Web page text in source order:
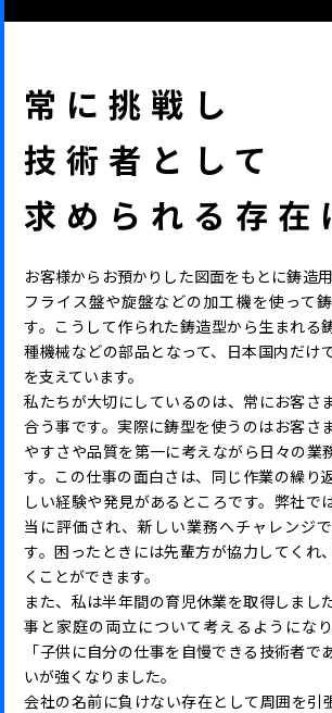
常に挑戦し
技術者として
求められる存在
お客様からお預かりした図面をもとに鋳造
フライス盤や旋盤などの加工機を使って
す。こうして作られた鋳造型から生まれる
種機械などの部品となって、日本国内だけ
を支えています。
私たちが大切にしているのは、常にお客さ
合う事です。実際に鋳型を使うのはお客さ
やすさや品質を第一に考えながら日々の業
す。この仕事の面白さは、同じ作業の繰り
しい経験や発見があるところです。弊社で
当に評価され、新しい業務へチャレンジ
す。困ったときには先輩方が協力してくれ
くことができます。
また、私は半年間の育児休業を取得しまし
事と家庭の両立について考えるようにな
「子供に自分の仕事を自慢できる技術者で
いが強くなりました。
会社の名前に負けない存在として周囲を引